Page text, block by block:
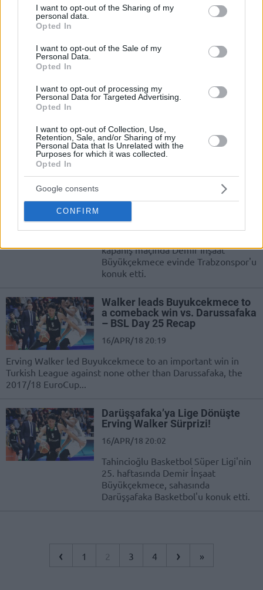
not limited to your visit or usage behaviour. You may click to
grant or deny consent to Google and its third-party tags to
use your data for below specified purposes in below Google
consent section.
I want to opt-out of the Sharing of my
personal data.
Opted In
I want to opt-out of the Sale of my
Personal Data.
Opted In
I want to opt-out of processing my
Personal Data for Targeted Advertising.
Opted In
I want to opt-out of Collection, Use,
Retention, Sale, and/or Sharing of my
Personal Data that Is Unrelated with the
Purposes for which it was collected.
Opted In
Google consents
CONFIRM
Tahincioğlu Süper Ligi'nde normal
hangileri olacak? Eurohoops Fırın...
Önemlisi Kazanmaktı“
Trabzonspor'u evinde mağlup ederek
derin bir nefes alan
Büyükçekmece'de koç Özhan Çıvgın
Wright Taşıdı, Büyükçekmece
Kritik Bir Galibiyet Aldı!
22/APR/18 20:22
kapanış maçında Demir İnşaat
Büyükçekmece evinde Trabzonspor'u
konuk etti.
Walker leads Buyukcekmece to
a comeback win vs. Darussafaka
– BSL Day 25 Recap
16/APR/18 20:19
Erving Walker led Buyukcekmece to an important win in
Turkish League against none other than Darussafaka, the
2017/18 EuroCup...
Darüşşafaka’ya Lige Dönüşte
Erving Walker Sürprizi!
16/APR/18 20:02
Tahincioğlu Basketbol Süper Ligi'nin
25. haftasında Demir İnşaat
Büyükçekmece, sahasında
Darüşşafaka Basketbol'u konuk etti.
‹ 1 2 3 4 › »